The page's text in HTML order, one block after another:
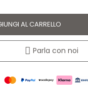
AL CARRELLO
Parla con noi